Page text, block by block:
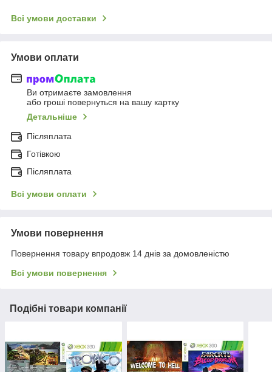
Всі умови доставки
Умови оплати
Ви отримаєте замовлення
або гроші повернуться на вашу картку
Детальніше
Післяплата
Готівкою
Післяплата
Всі умови оплати
Умови повернення
Повернення товару впродовж 14 днів за домовленістю
Всі умови повернення
Подібні товари компанії